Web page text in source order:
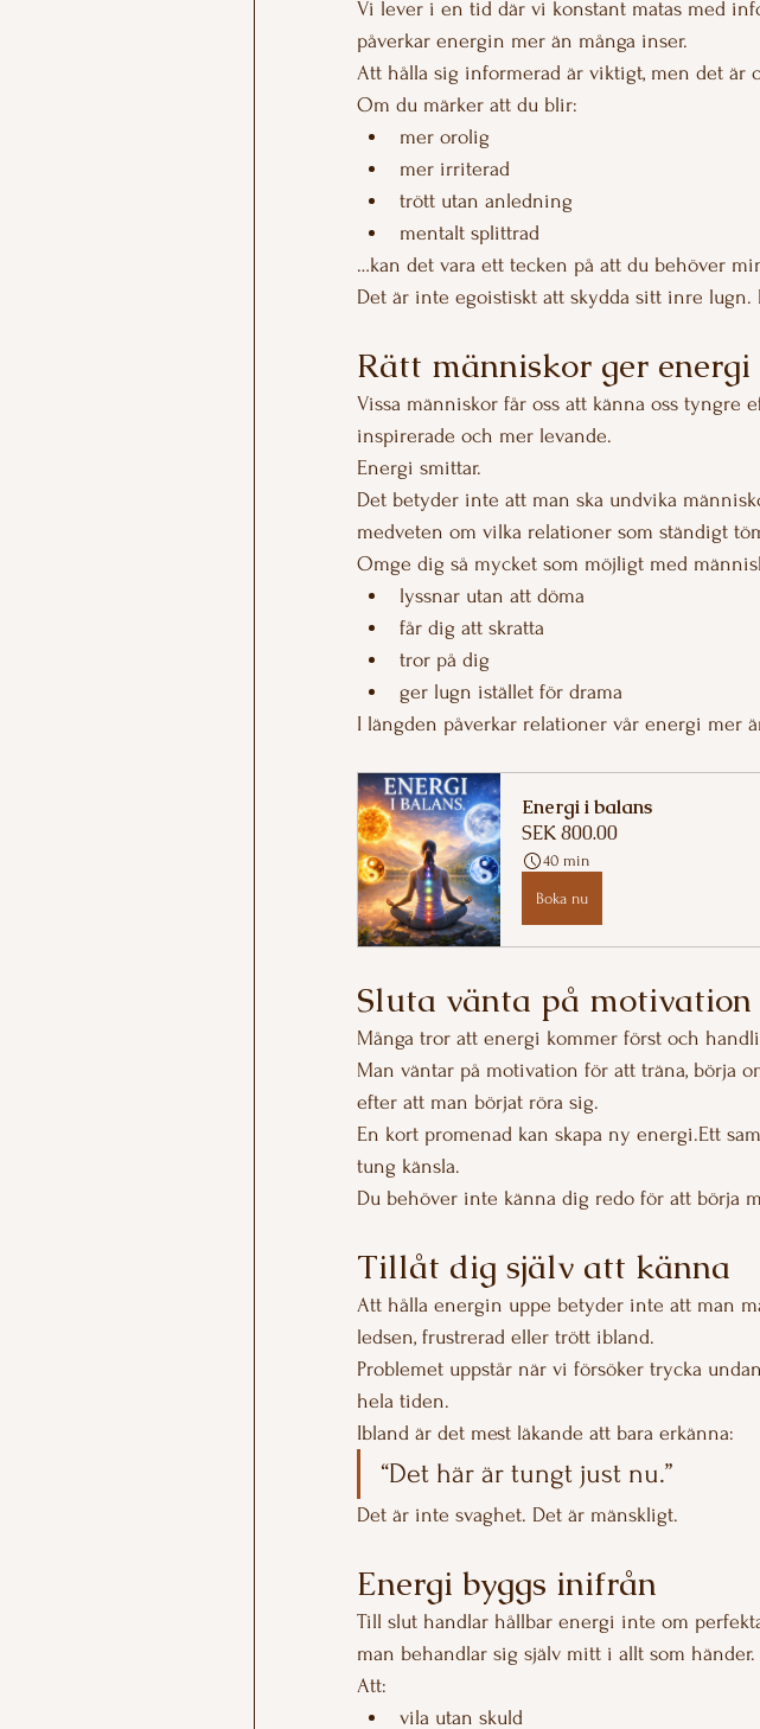
Vi lever i en tid där vi konstant matas med
påverkar energin mer än många inser.
Att hålla sig informerad är viktigt, men det är
Om du märker att du blir:
mer orolig
mer irriterad
trött utan anledning
mentalt splittrad
…kan det vara ett tecken på att du behöver
Det är inte egoistiskt att skydda sitt inre lugn.
Rätt människor ger energi
Vissa människor får oss att känna oss tyngre
inspirerade och mer levande.
Energi smittar.
Det betyder inte att man ska undvika
medveten om vilka relationer som ständigt
Omge dig så mycket som möjligt med
lyssnar utan att döma
får dig att skratta
tror på dig
ger lugn istället för drama
I längden påverkar relationer vår energi mer
Energi i balans
SEK 800.00
40 min
Boka nu
Sluta vänta på motivation
Många tror att energi kommer först och
Man väntar på motivation för att träna, börja
efter att man börjat röra sig.
En kort promenad kan skapa ny energi.Ett
tung känsla.
Du behöver inte känna dig redo för att börja
Tillåt dig själv att känna
Att hålla energin uppe betyder inte att man
ledsen, frustrerad eller trött ibland.
Problemet uppstår när vi försöker trycka
hela tiden.
Ibland är det mest läkande att bara erkänna:
“Det här är tungt just nu.”
Det är inte svaghet. Det är mänskligt.
Energi byggs inifrån
Till slut handlar hållbar energi inte om
man behandlar sig själv mitt i allt som händer.
Att:
vila utan skuld